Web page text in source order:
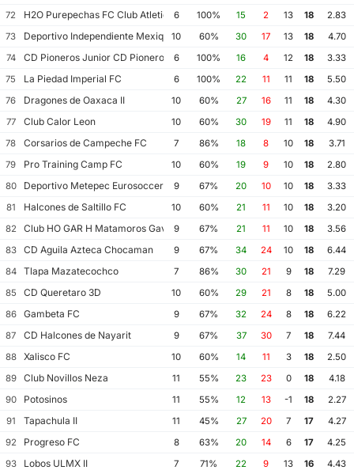
72
H2O Purepechas FC Club Atletico Morelia II
6 100% 15 2 13 18
2.83
73
Deportivo Independiente Mexiquense
10 60% 30 17 13 18
4.70
74
CD Pioneros Junior CD Pioneros de Cancun II
6 100% 16 4 12 18
3.33
75
La Piedad Imperial FC 6 100% 22 11 11 18
5.50
76
Dragones de Oaxaca II 10 60% 27 16 11 18
4.30
77
Club Calor Leon 10 60% 30 19 11 18
4.90
78
Corsarios de Campeche FC 7 86% 18 8 10 18
3.71
79
Pro Training Camp FC 10 60% 19 9 10 18
2.80
80
Deportivo Metepec Eurosoccer FC
9 67% 20 10 10 18
3.33
81
Halcones de Saltillo FC 10 60% 21 11 10 18
3.20
82
Club HO GAR H Matamoros Gavilanes FC Matamoros II
9 67% 21 11 10 18
3.56
83
CD Aguila Azteca Chocaman 9 67% 34 24 10 18
6.44
84
Tlapa Mazatecochco 7 86% 30 21 9 18
7.29
85
CD Queretaro 3D 10 60% 29 21 8 18
5.00
86
Gambeta FC 9 67% 32 24 8 18
6.22
87
CD Halcones de Nayarit 9 67% 37 30 7 18
7.44
88
Xalisco FC 10 60% 14 11 3 18
2.50
89
Club Novillos Neza 11 55% 23 23 0 18
4.18
90
Potosinos 11 55% 12 13 -1 18
2.27
91
Tapachula II 11 45% 27 20 7 17
4.27
92
Progreso FC 8 63% 20 14 6 17
4.25
93
Lobos ULMX II 7 71% 22 9 13 16
4.43